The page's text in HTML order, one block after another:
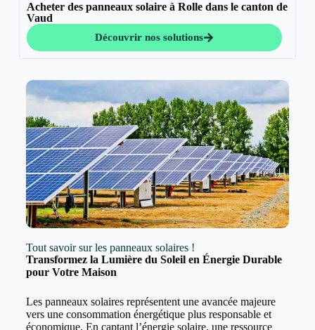
Acheter des panneaux solaire à Rolle dans le canton de
Vaud
Découvrir nos solutions
Tout savoir sur les panneaux solaires !
Transformez la Lumière du Soleil en Énergie Durable
pour Votre Maison
Les panneaux solaires représentent une avancée majeure
vers une consommation énergétique plus responsable et
économique. En captant l’énergie solaire, une ressource